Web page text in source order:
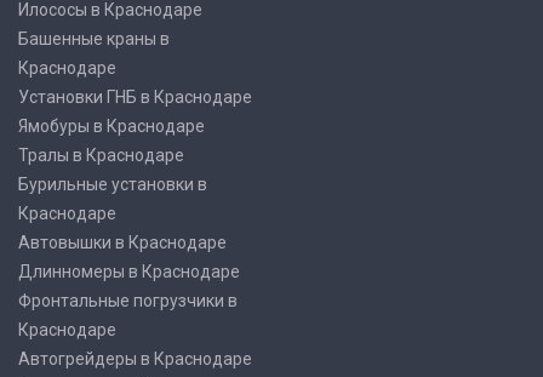
Илососы в Краснодаре
Башенные краны в
Краснодаре
Установки ГНБ в Краснодаре
Ямобуры в Краснодаре
Тралы в Краснодаре
Бурильные установки в
Краснодаре
Автовышки в Краснодаре
Длинномеры в Краснодаре
Фронтальные погрузчики в
Краснодаре
Автогрейдеры в Краснодаре